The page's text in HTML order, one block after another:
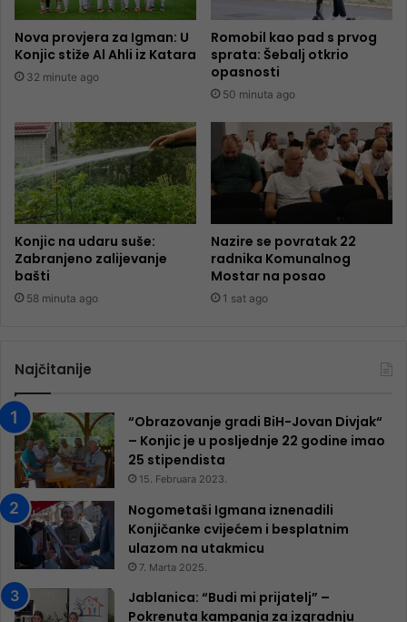
Nova provjera za Igman: U
Konjic stiže Al Ahli iz Katara
32 minute ago
Romobil kao pad s prvog
sprata: Šebalj otkrio
opasnosti
50 minuta ago
Konjic na udaru suše:
Zabranjeno zalijevanje
bašti
58 minuta ago
Nazire se povratak 22
radnika Komunalnog
Mostar na posao
1 sat ago
Najčitanije
“Obrazovanje gradi BiH-Jovan Divjak“
– Konjic je u posljednje 22 godine imao
25 ​​stipendista
15. Februara 2023.
Nogometaši Igmana iznenadili
Konjičanke cvijećem i besplatnim
ulazom na utakmicu
7. Marta 2025.
Jablanica: “Budi mi prijatelj” –
Pokrenuta kampanja za izgradnju